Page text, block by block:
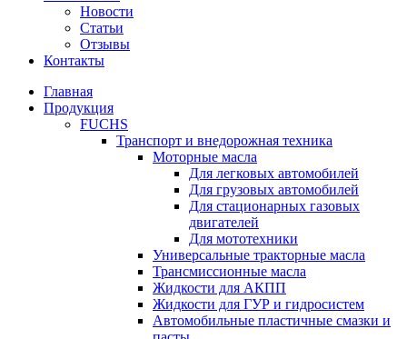
Новости
Статьи
Отзывы
Контакты
Главная
Продукция
FUCHS
Транспорт и внедорожная техника
Моторные масла
Для легковых автомобилей
Для грузовых автомобилей
Для стационарных газовых
двигателей
Для мототехники
Универсальные тракторные масла
Трансмиссионные масла
Жидкости для АКПП
Жидкости для ГУР и гидросистем
Автомобильные пластичные смазки и